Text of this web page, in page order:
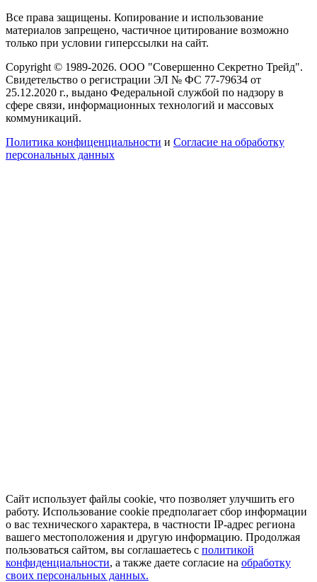
Все права защищены. Копирование и использование
материалов запрещено, частичное цитирование возможно
только при условии гиперссылки на сайт.
Copyright © 1989-2026. ООО "Совершенно Секретно Трейд".
Свидетельство о регистрации ЭЛ № ФС 77-79634 от
25.12.2020 г., выдано Федеральной службой по надзору в
сфере связи, информационных технологий и массовых
коммуникаций.
Политика конфиценциальности и Согласие на обработку
персональных данных
Сайт использует файлы cookie, что позволяет улучшить его
работу. Использование cookie предполагает сбор информации
о вас технического характера, в частности IP-адрес региона
вашего местоположения и другую информацию. Продолжая
пользоваться сайтом, вы соглашаетесь с политикой
конфиденциальности, а также даете согласие на обработку
своих персональных данных.